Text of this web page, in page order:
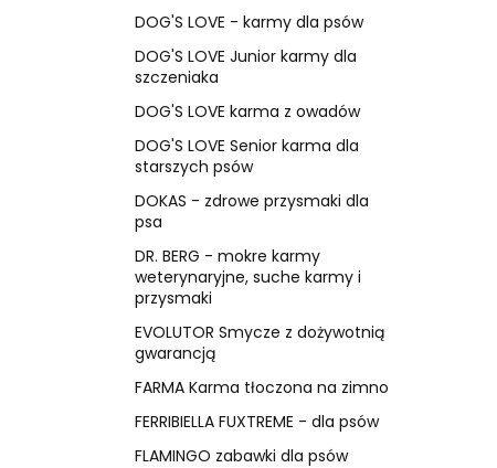
DOG'S LOVE - karmy dla psów
DOG'S LOVE Junior karmy dla
szczeniaka
DOG'S LOVE karma z owadów
DOG'S LOVE Senior karma dla
starszych psów
DOKAS - zdrowe przysmaki dla
psa
DR. BERG - mokre karmy
weterynaryjne, suche karmy i
przysmaki
EVOLUTOR Smycze z dożywotnią
gwarancją
FARMA Karma tłoczona na zimno
FERRIBIELLA FUXTREME - dla psów
FLAMINGO zabawki dla psów